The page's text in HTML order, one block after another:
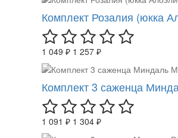
Комплект Розалия (юкка
1 049 ₽ 1 257 ₽
Комплект 3 саженца
1 091 ₽ 1 304 ₽